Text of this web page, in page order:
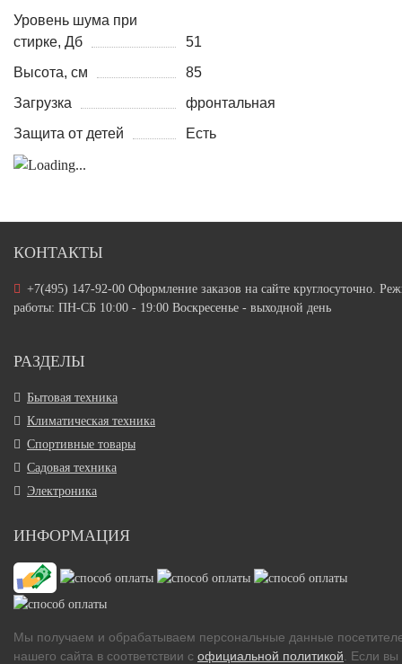
Уровень шума при
стирке, Дб
51
Высота, см
85
Загрузка
фронтальная
Защита от детей
Есть
КОНТАКТЫ
+7(495) 147-92-00 Оформление заказов на сайте круглосуточно.
работы: ПН-СБ 10:00 - 19:00 Воскресенье - выходной день
РАЗДЕЛЫ
Бытовая техника
Климатическая техника
Спортивные товары
Садовая техника
Электроника
ИНФОРМАЦИЯ
Мы получаем и обрабатываем персональные данные
нашего сайта в соответствии с официальной политикой . Если